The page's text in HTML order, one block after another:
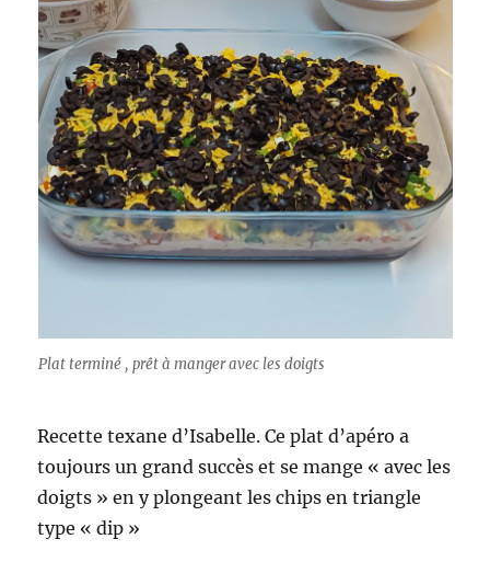
Plat terminé , prêt à manger avec les doigts
Recette texane d’Isabelle. Ce plat d’apéro a
toujours un grand succès et se mange « avec les
doigts » en y plongeant les chips en triangle
type « dip »